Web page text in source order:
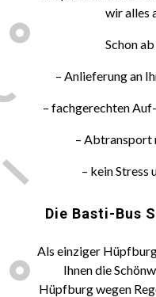
wir alles
Schon
– Anlieferung an
– fachgerechten
– Abtransport
– kein Stress
Die Basti-Bus
Als einziger
Ihnen die
Hüpfburg wegen